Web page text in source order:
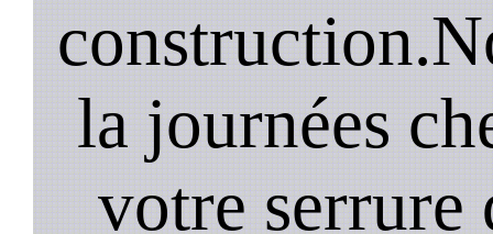
la journées
votre serrure